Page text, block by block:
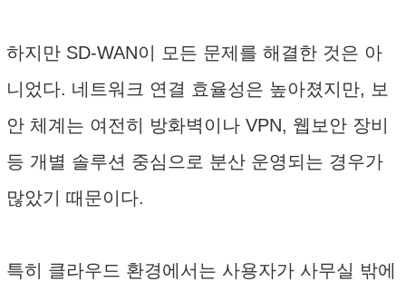
하지만 SD-WAN이 모든 문제를 해결한 것은 아
니었다. 네트워크 연결 효율성은 높아졌지만, 보
안 체계는 여전히 방화벽이나 VPN, 웹보안 장비
등 개별 솔루션 중심으로 분산 운영되는 경우가
많았기 때문이다.
특히 클라우드 환경에서는 사용자가 사무실 밖에